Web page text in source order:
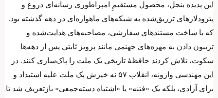
این پدیده بنجل، محصول مستقیمِ امپراطوری رسانه‌ای دروغ و
پترودلارهای تزریق‌شده به شبکه‌های ماهواره‌ای در دهه‌ گذشته بود.
که با ساخت مستندهای سفارشی، مصاحبه‌های هدایت‌شده و
تریبون دادن به مهره‌های جهنمی مانند پرویز ثابتی پس از دهه‌ها
سکوت، تلاش کردند حافظهٔ تاریخی یک ملت را پاک‌سازی کنند. در
این مهندسی وارونه، انقلاب ۵۷ نه خیزش یک ملت علیه استبداد و
برای آزادی، بلکه یک «فتنه» یا «اشتباه دسته‌جمعی» بازتعریف شد تا